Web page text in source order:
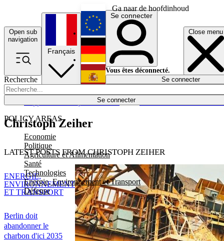
Ga naar de hoofdinhoud
Open sub
navigation
Close menu
Recherche
Se connecter
POLICY AREAS
Economie
Politique
Agriculture et Alimentation
Santé
Technologies
Energie, Environnement et Transport
Défense
Économie
Français
English
Deutsch
Español
Se connecter
Vous êtes déconnecté.
Se connecter
Christoph Zeiher
LATEST POSTS FROM CHRISTOPH ZEIHER
Berlin doit
abandonner le
charbon d'ici 2035
ENERGIE,
ENVIRONNEMENT
ET TRANSPORT